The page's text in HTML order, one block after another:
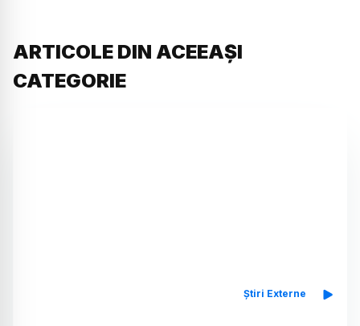
ARTICOLE DIN ACEEAȘI
CATEGORIE
Știri Externe